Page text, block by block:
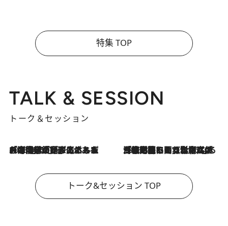
特集 TOP
TALK & SESSION
トーク＆セッション
2026.8.3
「今後値上げがあるとすれば…」「リスクがあるのは今年の冬」エネルギー専門家が語る、ホルムズ海峡封鎖が家庭にもたらす“ある心配” 2026.8.3
「住宅建てられない…」「サーチャージ料の高値が続いている」ホルムズ海峡封鎖による影響はいつまで続く？《エネルギー専門家に聞く“どうなる日本の暮らし”》
トーク&セッション TOP